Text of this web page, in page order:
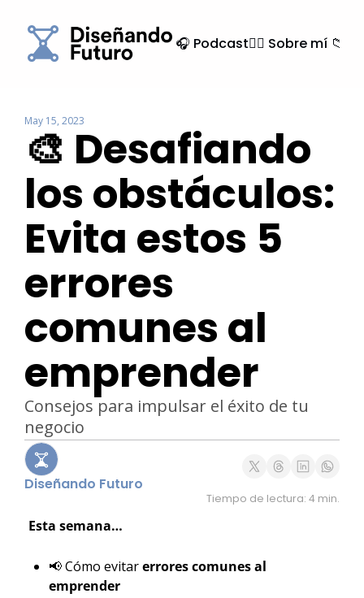
🎧 Podcast🙍‍♂️ Sobre mí 📁
May 15, 2023
🎨 Desafiando
los obstáculos:
Evita estos 5
errores
comunes al
emprender
Consejos para impulsar el éxito de tu
negocio
Diseñando Futuro
Tiempo de lectura: 4 min.
Esta semana…
📢 Cómo evitar errores comunes al
emprender